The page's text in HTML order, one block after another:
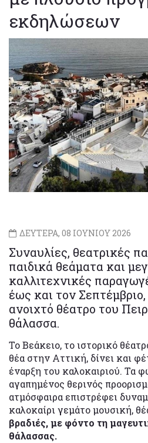
εκδηλώσεων
ΔΕΥΤΕΡΑ, 08 ΙΟΥΝΙΟΥ 2026
Συναυλίες, θεατρικές
παιδικά θεάματα και
καλλιτεχνικές
έως και τον
ανοιχτό θέατρο του
θάλασσα.
Το Βεάκειο, το ιστορικό
θέα στην Αττική, δίνει και
έναρξη του καλοκαιριού. Τα
αγαπημένος θερινός
ατμόσφαιρα επιστρέφει
καλοκαίρι γεμάτο μουσική,
βραδιές, με φόντο τη
θάλασσας.